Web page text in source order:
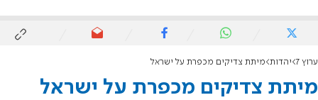
ערוץ 7 יהדות מיתת צדיקים מכפרת על ישראל
מיתת צדיקים מכפרת על ישראל